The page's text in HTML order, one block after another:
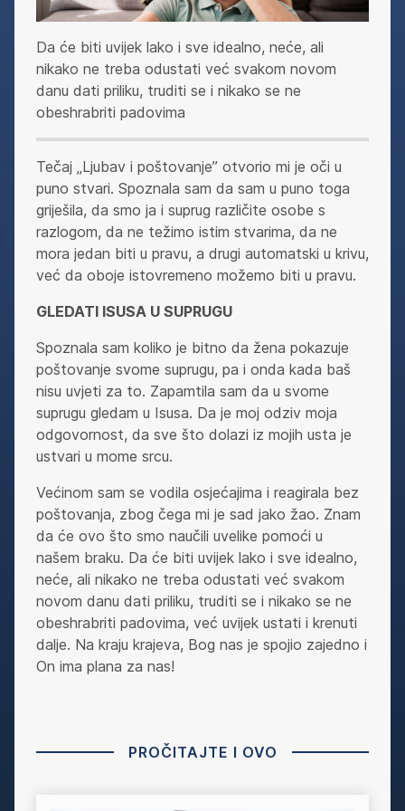
Da će biti uvijek lako i sve idealno, neće, ali
nikako ne treba odustati već svakom novom
danu dati priliku, truditi se i nikako se ne
obeshrabriti padovima
Tečaj „Ljubav i poštovanje” otvorio mi je oči u
puno stvari. Spoznala sam da sam u puno toga
griješila, da smo ja i suprug različite osobe s
razlogom, da ne težimo istim stvarima, da ne
mora jedan biti u pravu, a drugi automatski u krivu,
već da oboje istovremeno možemo biti u pravu.
GLEDATI ISUSA U SUPRUGU
Spoznala sam koliko je bitno da žena pokazuje
poštovanje svome suprugu, pa i onda kada baš
nisu uvjeti za to. Zapamtila sam da u svome
suprugu gledam u Isusa. Da je moj odziv moja
odgovornost, da sve što dolazi iz mojih usta je
ustvari u mome srcu.
Većinom sam se vodila osjećajima i reagirala bez
poštovanja, zbog čega mi je sad jako žao. Znam
da će ovo što smo naučili uvelike pomoći u
našem braku. Da će biti uvijek lako i sve idealno,
neće, ali nikako ne treba odustati već svakom
novom danu dati priliku, truditi se i nikako se ne
obeshrabriti padovima, već uvijek ustati i krenuti
dalje. Na kraju krajeva, Bog nas je spojio zajedno i
On ima plana za nas!
PROČITAJTE I OVO